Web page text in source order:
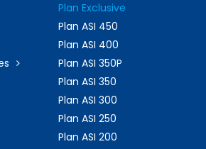
Plan Exclusive
Plan ASI 450
Plan ASI 400
Plan ASI 350P
Plan ASI 350
Plan ASI 300
Plan ASI 250
Plan ASI 200